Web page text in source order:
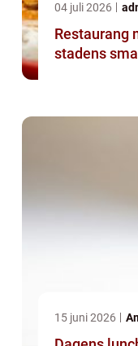
04 juli 2026
Restaurang malmö
stadens
15 juni 2026